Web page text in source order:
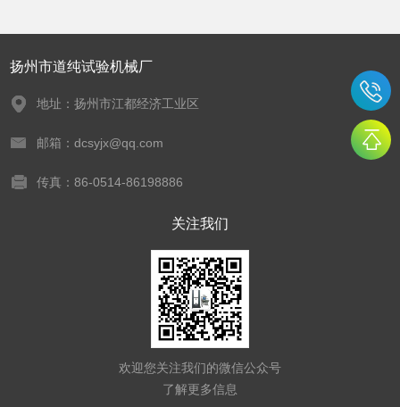
扬州市道纯试验机械厂
地址：扬州市江都经济工业区
邮箱：dcsyjx@qq.com
传真：86-0514-86198886
关注我们
欢迎您关注我们的微信公众号
了解更多信息